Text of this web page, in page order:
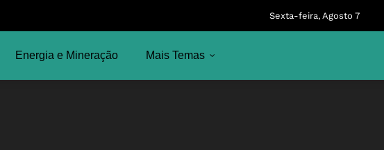
Sexta-feira, Agosto 7
Energia e Mineração Mais Temas